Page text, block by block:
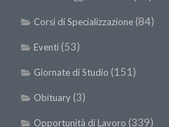
Corsi di Specializzazione(84)
Eventi(53)
Giornate di Studio (151)
Obituary(3)
Opportunità di Lavoro (339)